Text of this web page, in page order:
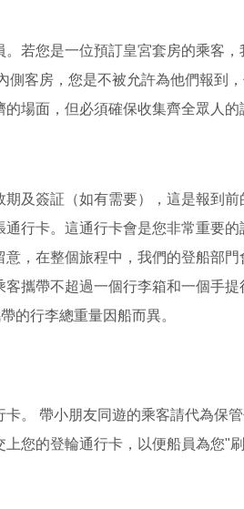
若您是一位預訂皇宮套房的乘客
側客房，您是不被允許為他們報到
場面，但必須確保收集齊全眾人的
及簽証（如有需要），這是報到
行卡。這通行卡會是您非常重要
，在整個旅程中，我們的登船部
攜帶不超過一個行李箱和一個手
的行李總重量因船而異。
。 帶小朋友同遊的乘客請代為保
您的登輪通行卡，以便船員為您"刷